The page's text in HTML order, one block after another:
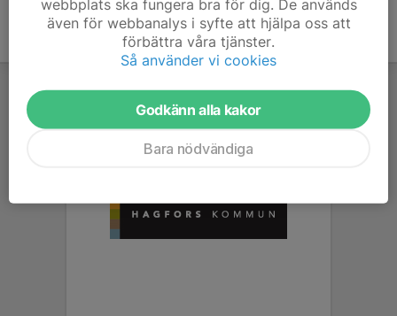
webbplats ska fungera bra för dig. De används
även för webbanalys i syfte att hjälpa oss att
förbättra våra tjänster.
Så använder vi cookies
Godkänn alla kakor
Bara nödvändiga